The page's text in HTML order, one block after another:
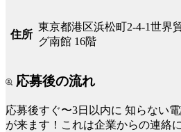
住所
東京都港区浜松町2-4-1世界
グ南館 16階
応募後の流れ
応募後すぐ〜3日以内に 知らない
が来ます！これは企業からの連絡